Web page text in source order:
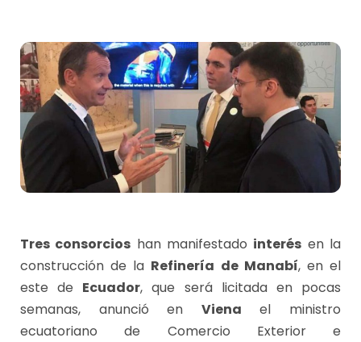
Tres consorcios han manifestado interés en la
construcción de la Refinería de Manabí, en el
este de Ecuador, que será licitada en pocas
semanas, anunció en Viena el ministro
ecuatoriano de Comercio Exterior e